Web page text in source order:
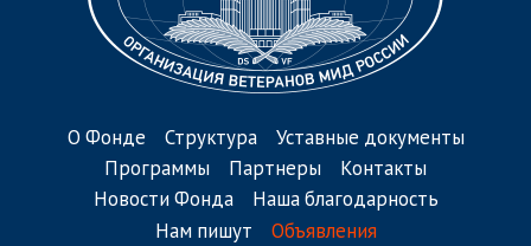
О Фонде Структура
Уставные документы
Программы
Партнеры
Контакты
Новости Фонда
Наша благодарность
Нам пишут
Объявления